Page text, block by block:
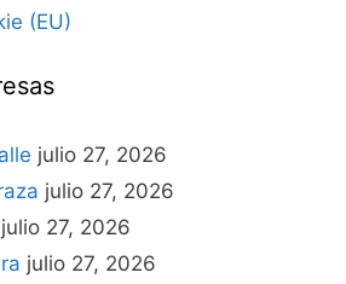
(EU)
julio 27, 2026
julio 27, 2026
julio 27, 2026
julio 27, 2026